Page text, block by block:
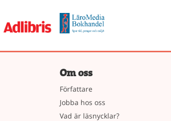
Om oss
Författare
Jobba hos oss
Vad är läsnycklar?